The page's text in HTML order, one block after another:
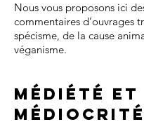
Nous vous proposons ici
commentaires d’ouvrages
spécisme, de la cause
véganisme.
médiété et
médiocrité